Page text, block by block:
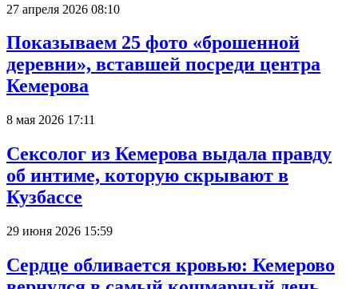
27 апреля 2026 08:10
Показываем 25 фото «брошенной
деревни», вставшей посреди центра
Кемерова
8 мая 2026 17:11
Сексолог из Кемерова выдала правду
об интиме, которую скрывают в
Кузбассе
29 июня 2026 15:59
Сердце обливается кровью: Кемерово